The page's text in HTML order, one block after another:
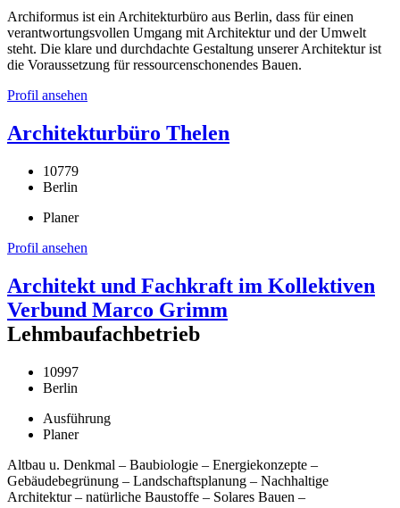
Archiformus ist ein Architekturbüro aus Berlin, dass für einen
verantwortungsvollen Umgang mit Architektur und der Umwelt
steht. Die klare und durchdachte Gestaltung unserer Architektur ist
die Voraussetzung für ressourcenschonendes Bauen.
Profil ansehen
Architekturbüro Thelen
10779
Berlin
Planer
Profil ansehen
Architekt und Fachkraft im Kollektiven
Verbund Marco Grimm
Lehmbaufachbetrieb
10997
Berlin
Ausführung
Planer
Altbau u. Denkmal – Baubiologie – Energiekonzepte –
Gebäudebegrünung – Landschaftsplanung – Nachhaltige
Architektur – natürliche Baustoffe – Solares Bauen –